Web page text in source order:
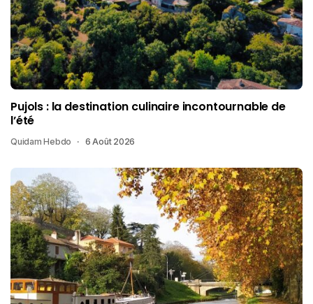
Pujols : la destination culinaire incontournable de
l’été
Quidam Hebdo 6 Août 2026